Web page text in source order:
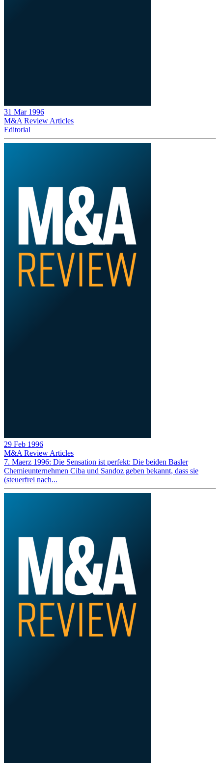
31 Mar 1996
M&A Review Articles
Editorial
29 Feb 1996
M&A Review Articles
7. Maerz 1996: Die Sensation ist perfekt: Die beiden Basler
Chemieunternehmen Ciba und Sandoz geben bekannt, dass sie
(steuerfrei nach...